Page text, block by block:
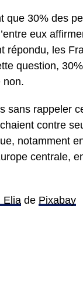
que 30% des
eux
répondu, les
question,
non.
sans rappeler
contre
notamment
centrale,
Elia de Pixabay